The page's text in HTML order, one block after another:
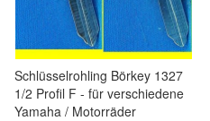
Schlüsselrohling Börkey 1327
1/2 Profil F - für verschiedene
Yamaha / Motorräder